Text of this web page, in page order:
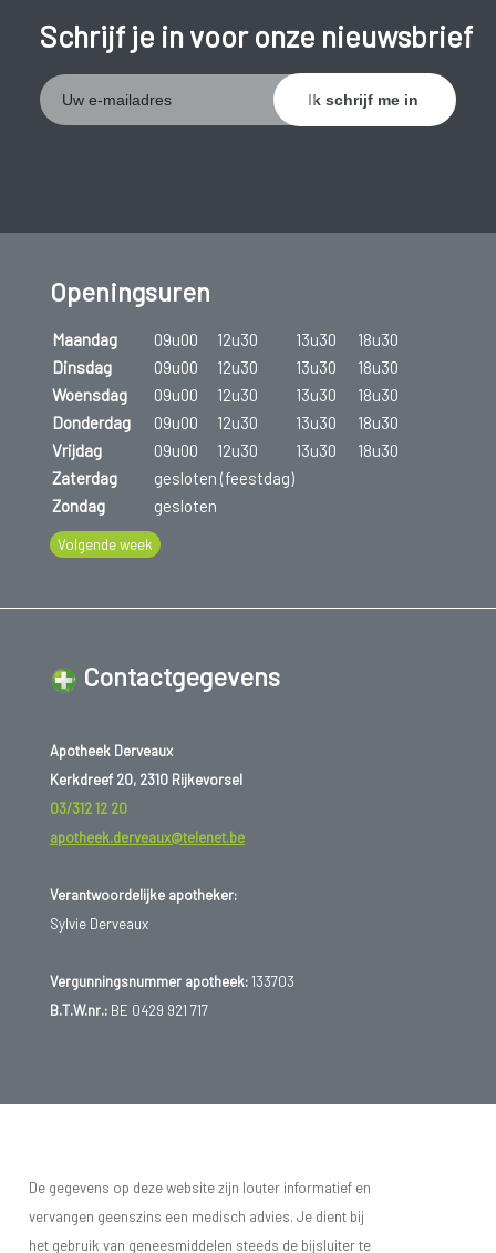
dunner wordende huid.
makkelijk blauwe plekken.
Erectieproblemen.
Onregelmatige of uitblijvende menstruatie
(amenorroe).
Overmatige haargroei (vrouwen).
Stemmingswisselingen, concentratieproblemen,
Schrijf je in voor onze nieuwsbrief
Openingsuren
Maandag 09u00 12u30 13u30
18u30
Dinsdag
09u00 12u30 13u30
18u30
Woensdag
09u00 12u30 13u30
18u30
Donderdag
09u00 12u30 13u30
18u30
Vrijdag
09u00 12u30 13u30
18u30
Zaterdag
gesloten (feestdag)
Zondag
gesloten
Volgende week
Contactgegevens
Apotheek Derveaux
Kerkdreef 20, 2310 Rijkevorsel
03/312 12 20
apotheek.derveaux@telenet.be
Verantwoordelijke apotheker:
Sylvie Derveaux
Vergunningsnummer apotheek:133703
B.T.W.nr.:BE 0429 921 717
De gegevens op deze website zijn louter informatief en
vervangen geenszins een medisch advies. Je dient bij
het gebruik van geneesmiddelen steeds de bijsluiter te